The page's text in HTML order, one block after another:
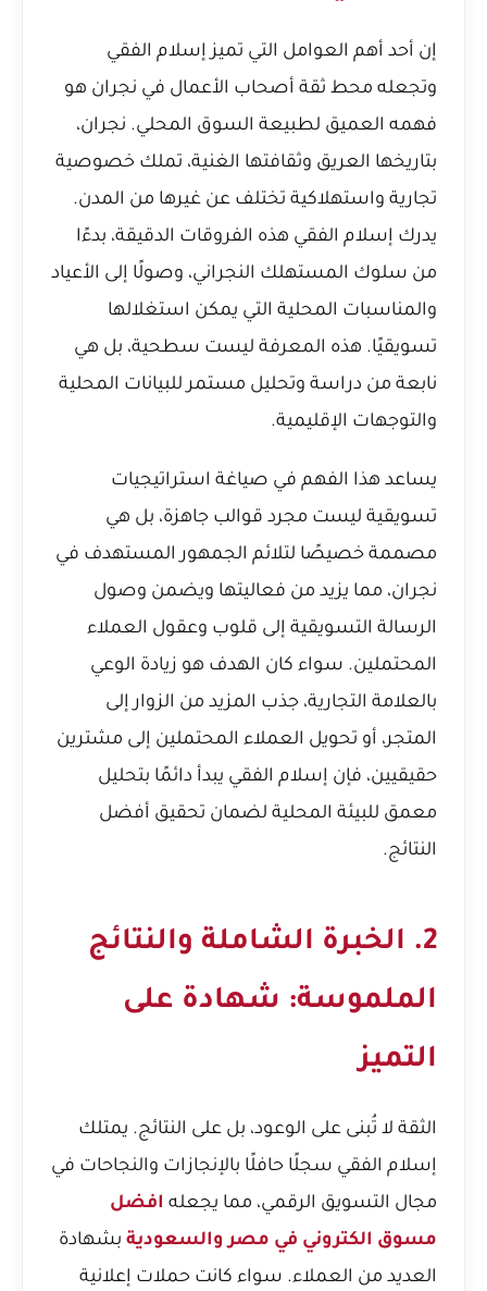
إن أحد أهم العوامل التي تميز إسلام الفقي
وتجعله محط ثقة أصحاب الأعمال في نجران هو
فهمه العميق لطبيعة السوق المحلي. نجران،
بتاريخها العريق وثقافتها الغنية، تملك خصوصية
تجارية واستهلاكية تختلف عن غيرها من المدن.
يدرك إسلام الفقي هذه الفروقات الدقيقة، بدءًا
من سلوك المستهلك النجراني، وصولًا إلى الأعياد
والمناسبات المحلية التي يمكن استغلالها
تسويقيًا. هذه المعرفة ليست سطحية، بل هي
نابعة من دراسة وتحليل مستمر للبيانات المحلية
والتوجهات الإقليمية.
يساعد هذا الفهم في صياغة استراتيجيات
تسويقية ليست مجرد قوالب جاهزة، بل هي
مصممة خصيصًا لتلائم الجمهور المستهدف في
نجران، مما يزيد من فعاليتها ويضمن وصول
الرسالة التسويقية إلى قلوب وعقول العملاء
المحتملين. سواء كان الهدف هو زيادة الوعي
بالعلامة التجارية، جذب المزيد من الزوار إلى
المتجر، أو تحويل العملاء المحتملين إلى مشترين
حقيقيين، فإن إسلام الفقي يبدأ دائمًا بتحليل
معمق للبيئة المحلية لضمان تحقيق أفضل
النتائج.
2. الخبرة الشاملة والنتائج
الملموسة: شهادة على
التميز
الثقة لا تُبنى على الوعود، بل على النتائج. يمتلك
إسلام الفقي سجلًا حافلًا بالإنجازات والنجاحات في
مجال التسويق الرقمي، مما يجعله افضل
مسوق الكتروني في مصر والسعودية بشهادة
العديد من العملاء. سواء كانت حملات إعلانية